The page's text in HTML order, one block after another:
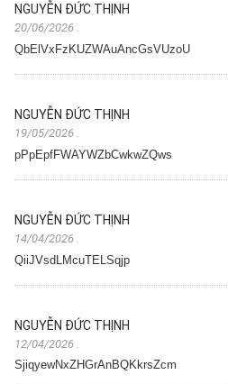
NGUYỄN ĐỨC THỊNH
20/06/2026
QbElVxFzKUZWAuAncGsVUzoU
NGUYỄN ĐỨC THỊNH
19/05/2026
pPpEpfFWAYWZbCwkwZQws
NGUYỄN ĐỨC THỊNH
14/04/2026
QiiJVsdLMcuTELSqjp
NGUYỄN ĐỨC THỊNH
12/04/2026
SjiqyewNxZHGrAnBQKkrsZcm